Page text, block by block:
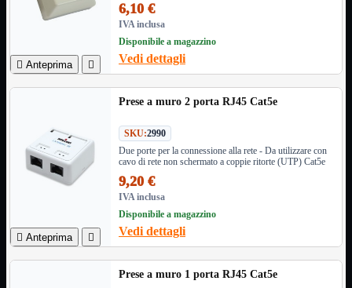
Dissipatori
Hard Disk 
Laboratorio
MainBoard 
MediaPlayer
Memorie
Monitor
Mouse 
Networking
Pulizia
Schede 
Software
Speaker 
Stampanti 
 Anteprima 
6,10 €
IVA inclusa
Disponibile a magazzino
Vedi dettagli
 Anteprima 
Prese a muro 2 porta RJ45 Cat5e
SKU:2990
Due porte per la connessione alla rete - Da utilizzare con
cavo di rete non schermato a coppie ritorte (UTP) Cat5e
9,20 €
IVA inclusa
Disponibile a magazzino
Vedi dettagli
Prese a muro 1 porta RJ45 Cat5e